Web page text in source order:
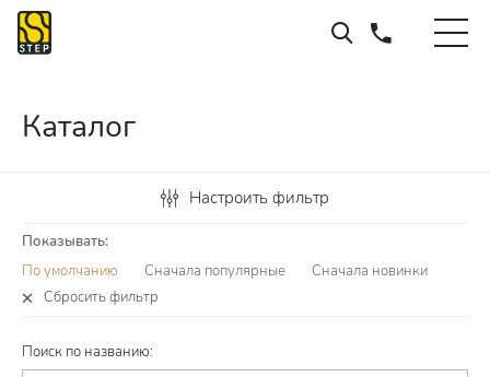
Каталог
Настроить фильтр
Показывать:
По умолчанию
Сначала популярные
Сначала новинки
Сбросить фильтр
Поиск по названию: